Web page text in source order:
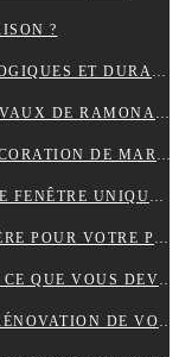
?
LES AVANTAGES DES TOITURES ÉCOLOGIQUES ET DURABLES
ENTRETIEN DE CHAUFFAGE : LES TRAVAUX DE RAMONAGE EN DÉTAIL
6 ASTUCES POUR PEAUFINER UNE DÉCORATION DE MARIAGE
DÉCOUVREZ LE BLOG DE NIAINA, UNE FENÊTRE UNIQUE SUR MADAGASCAR
LES BIENFAITS DE LA TONTE RÉGULIÈRE POUR VOTRE PELOUSE
SERVICES DE TRANSCRIPTION : TOUT CE QUE VOUS DEVEZ SAVOIR
LES ERREURS À ÉVITER LORS DE LA RÉNOVATION DE VOTRE TOITURE